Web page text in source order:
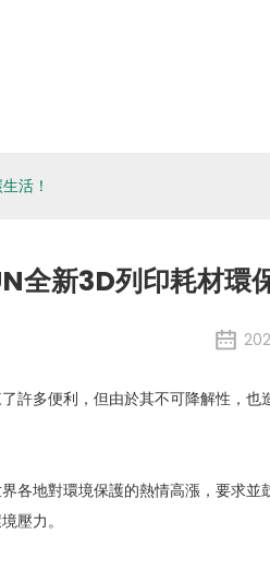
活！
全新3D列印耗材環
許多便利，但由於其不可降解性，也
各地對環境保護的熱情高漲，要求
壓力。